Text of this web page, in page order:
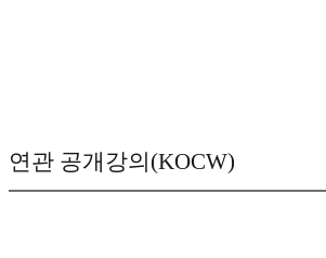
연관 공개강의(KOCW)